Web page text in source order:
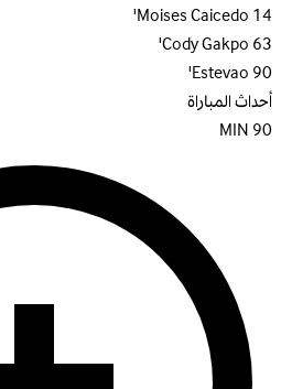
Moises Caicedo14'
Cody Gakpo63'
Estevao90'
أحداث المباراة
90
MIN